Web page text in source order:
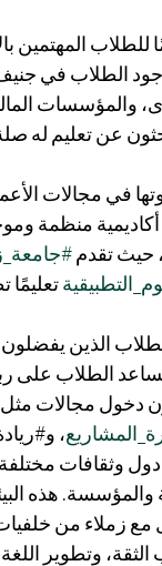
للطلاب المهتمين
وجود الطلاب في
والمؤسسات
عن تعليم له صلة
في مجالات
أكاديمية منظمة
حيث تقدم
تعليمًا
الذين يفضلون
الطلاب على
دخول مجالات مثل
،
وثقافات
والمؤسسة. هذه
مع زملاء من
وتطوير